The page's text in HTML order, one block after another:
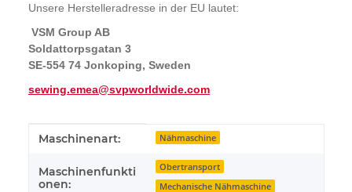
Unsere Herstelleradresse in der EU lautet:
VSM Group AB
Soldattorpsgatan 3
SE-554 74 Jonkoping, Sweden
sewing.emea@svpworldwide.com
Produkteigenschaft
Wert
Maschinenart: Nähmaschine
Maschinenfunkti
onen:
Obertransport
Mechanische Nähmaschine